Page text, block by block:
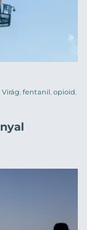
, fentanil, opioid,